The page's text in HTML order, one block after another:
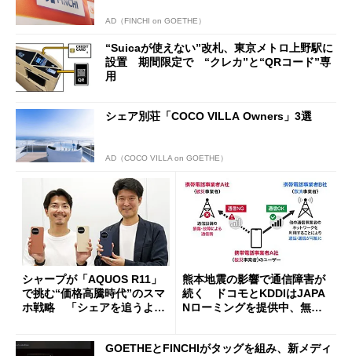
AD（FINCHI on GOETHE）
“Suicaが使えない”改札、東京メトロ上野駅に
設置 期間限定で “クレカ”と“QRコード”専
用
シェア別荘「COCO VILLA Owners」3選
AD（COCO VILLA on GOETHE）
シャープが「AQUOS R11」
で挑む“価格高騰時代”のスマ
ホ戦略 「シェアを追うより
熊本地震の影響で通信障害が
続く ドコモとKDDIはJAPA
Nローミングを提供中、無料
GOETHEとFINCHIがタッグを組み、新メディ